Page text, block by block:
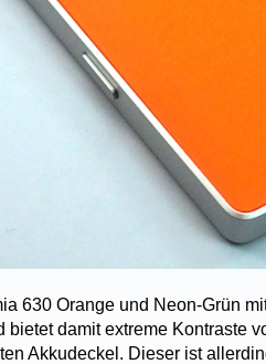
630 Orange und Neon-Grün
bietet damit extreme Kontraste
Akkudeckel. Dieser ist